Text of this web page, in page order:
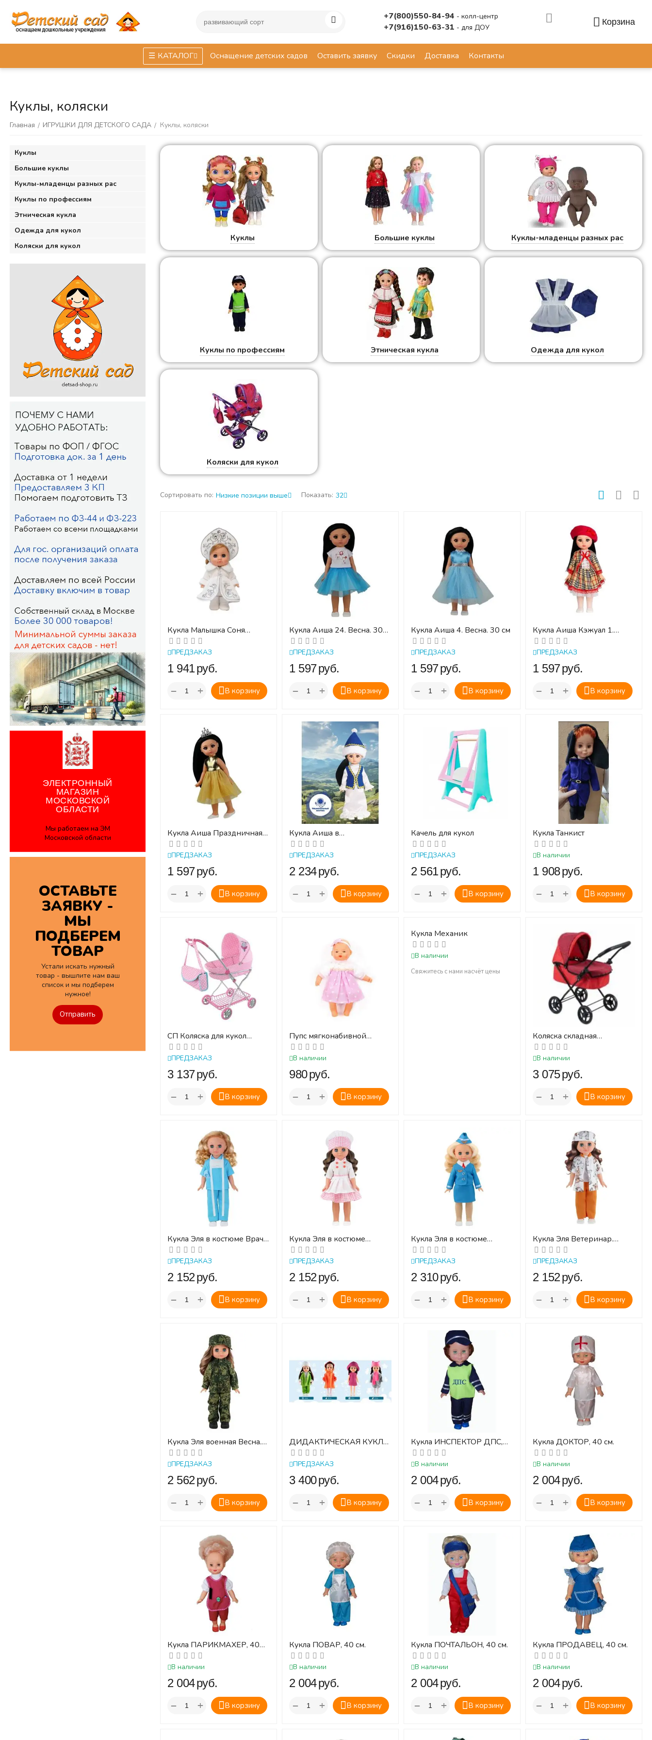
+7(800)550-84-94 - колл-центр
+7(916)150-63-31 - для ДОУ
Корзина
КАТАЛОГ Оснащение детских садов Оставить заявку Скидки Доставка Контакты
Куклы, коляски
Главная / ИГРУШКИ ДЛЯ ДЕТСКОГО САДА / Куклы, коляски
Куклы Большие куклы Куклы-младенцы разных рас
Куклы по профессиям Этническая кукла Одежда для кукол
Коляски для кукол
Сортировать по: Низкие позиции выше Показать: 32
Кукла Малышка Соня
Снегурочка. Весна 22 см.
ПРЕДЗАКАЗ
‍1 941‍руб.
В корзину
+
−
Кукла Аиша 24. Весна. 30
см
ПРЕДЗАКАЗ
‍1 597‍руб.
В корзину
+
−
Кукла Аиша 4. Весна. 30 см
ПРЕДЗАКАЗ
‍1 597‍руб.
В корзину
+
−
Кукла Аиша Кэжуал 1.
Весна. 30 см.
ПРЕДЗАКАЗ
‍1 597‍руб.
В корзину
+
−
Кукла Аиша Праздничная
1. Весна. 30 см.
ПРЕДЗАКАЗ
‍1 597‍руб.
В корзину
+
−
Кукла Аиша в
национальном костюме
ПРЕДЗАКАЗ
‍2 234‍руб.
В корзину
+
−
Качель для кукол
ПРЕДЗАКАЗ
‍2 561‍руб.
В корзину
+
−
Кукла Танкист
В наличии
‍1 908‍руб.
В корзину
+
−
СП Коляска для кукол
люлька Зайка
ПРЕДЗАКАЗ
‍3 137‍руб.
В корзину
+
−
Пупс мягконабивной
"Милый" в платье (28 см) (в
пакете)
В наличии
‍980‍руб.
В корзину
+
−
Кукла Механик
В наличии
Свяжитесь с нами насчёт цены
Коляска складная
классическая для кукол
В наличии
‍3 075‍руб.
В корзину
+
−
Кукла Эля в костюме Врач.
Профи. Весна. 30 см.
ПРЕДЗАКАЗ
‍2 152‍руб.
В корзину
+
−
Кукла Эля в костюме
Кондитер. Профи. Весна.
30 см.
ПРЕДЗАКАЗ
‍2 152‍руб.
В корзину
+
−
Кукла Эля в костюме
Стюардесса. Профи. Весна.
30 см.
ПРЕДЗАКАЗ
‍2 310‍руб.
В корзину
+
−
Кукла Эля Ветеринар.
Профи. Весна. 30 см.
ПРЕДЗАКАЗ
‍2 152‍руб.
В корзину
+
−
Кукла Эля военная Весна.
30 см.
ПРЕДЗАКАЗ
‍2 562‍руб.
В корзину
+
−
ДИДАКТИЧЕСКАЯ КУКЛА
с комплектом сезонной
одежды
ПРЕДЗАКАЗ
‍3 400‍руб.
В корзину
+
−
Кукла ИНСПЕКТОР ДПС,
40 см.
В наличии
‍2 004‍руб.
В корзину
+
−
Кукла ДОКТОР, 40 см.
В наличии
‍2 004‍руб.
В корзину
+
−
Кукла ПАРИКМАХЕР, 40
см.
В наличии
‍2 004‍руб.
В корзину
+
−
Кукла ПОВАР, 40 см.
В наличии
‍2 004‍руб.
В корзину
+
−
Кукла ПОЧТАЛЬОН, 40 см.
В наличии
‍2 004‍руб.
В корзину
+
−
Кукла ПРОДАВЕЦ, 40 см.
В наличии
‍2 004‍руб.
В корзину
+
−
Куклы
Большие куклы
Куклы-младенцы разных рас
Куклы по профессиям
Этническая кукла
Одежда для кукол
Коляски для кукол
ЭЛЕКТРОННЫЙ
МАГАЗИН
МОСКОВСКОЙ
ОБЛАСТИ
Мы работаем на ЭМ
Московской области
ОСТАВЬТЕ
ЗАЯВКУ -
МЫ
ПОДБЕРЕМ
ТОВАР
Устали искать нужный
товар - вышлите нам ваш
список и мы подберем
нужное!
Отправить